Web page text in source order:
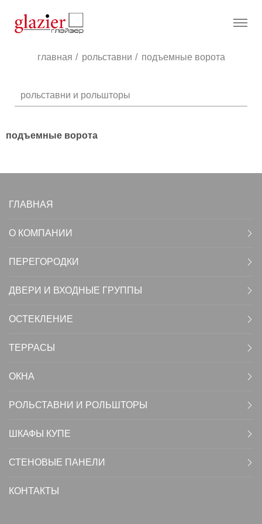
Menu
главная рольставни
текущая
подъемные ворота
рольставни и рольшторы
подъемные ворота
ГЛАВНАЯ
О КОМПАНИИ
ПЕРЕГОРОДКИ
ДВЕРИ И ВХОДНЫЕ ГРУППЫ
ОСТЕКЛЕНИЕ
ТЕРРАСЫ
ОКНА
РОЛЬСТАВНИ И РОЛЬШТОРЫ
ШКАФЫ КУПЕ
СТЕНОВЫЕ ПАНЕЛИ
КОНТАКТЫ